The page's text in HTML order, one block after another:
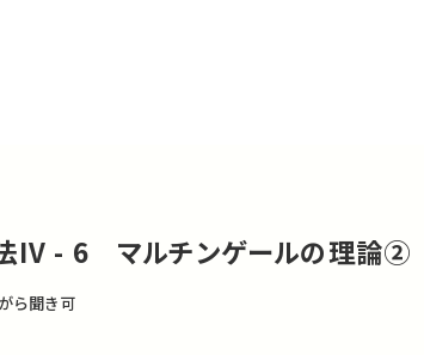
IV - 6 マルチンゲールの理論②
ら聞き可